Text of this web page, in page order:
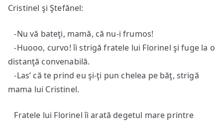
Cristinel şi Ştefănel:
-Nu vă bateţi, mamă, că nu-i frumos!
-Huooo, curvo! îi strigă fratele lui Florinel şi fuge la o
distanţă convenabilă.
-Las’ că te prind eu şi-ţi pun chelea pe băţ, strigă
mama lui Cristinel.
Fratele lui Florinel îi arată degetul mare printre